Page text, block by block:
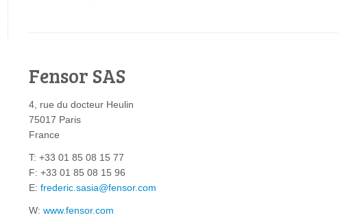
Fensor SAS
4, rue du docteur Heulin
75017 Paris
France
T: +33 01 85 08 15 77
F: +33 01 85 08 15 96
E: frederic.sasia@fensor.com
W: www.fensor.com